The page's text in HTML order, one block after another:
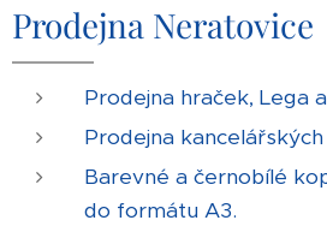
Prodejna Neratovice
Prodejna hraček, Lega
Prodejna
Barevné a černobílé
do formátu A3.